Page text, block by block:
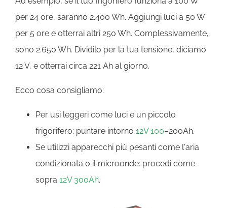
per 24 ore, saranno 2.400 Wh. Aggiungi luci a 50 W
per 5 ore e otterrai altri 250 Wh. Complessivamente,
sono 2.650 Wh. Dividilo per la tua tensione, diciamo
12 V, e otterrai circa 221 Ah al giorno.
Ecco cosa consigliamo:
Per usi leggeri come luci e un piccolo
frigorifero: puntare intorno 12V 100–200Ah.
Se utilizzi apparecchi più pesanti come l'aria
condizionata o il microonde: procedi come
sopra 12V 300Ah.